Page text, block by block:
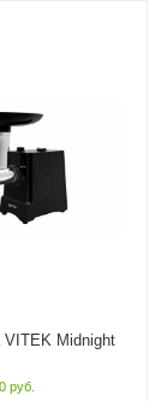
VITEK Midnight
руб.